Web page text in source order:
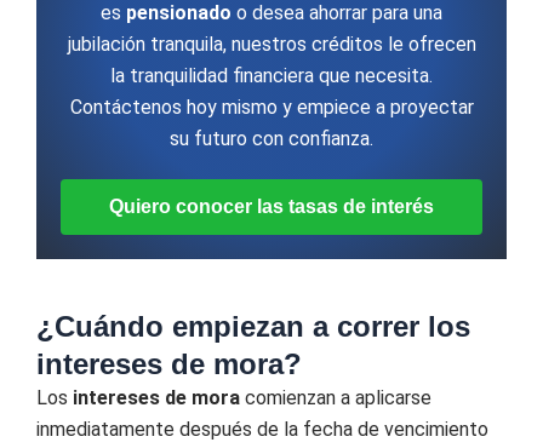
es pensionado o desea ahorrar para una
jubilación tranquila, nuestros créditos le ofrecen
la tranquilidad financiera que necesita.
Contáctenos hoy mismo y empiece a proyectar
su futuro con confianza.
Quiero conocer las tasas de interés
¿Cuándo empiezan a correr los
intereses de mora?
Los intereses de mora comienzan a aplicarse
inmediatamente después de la fecha de vencimiento